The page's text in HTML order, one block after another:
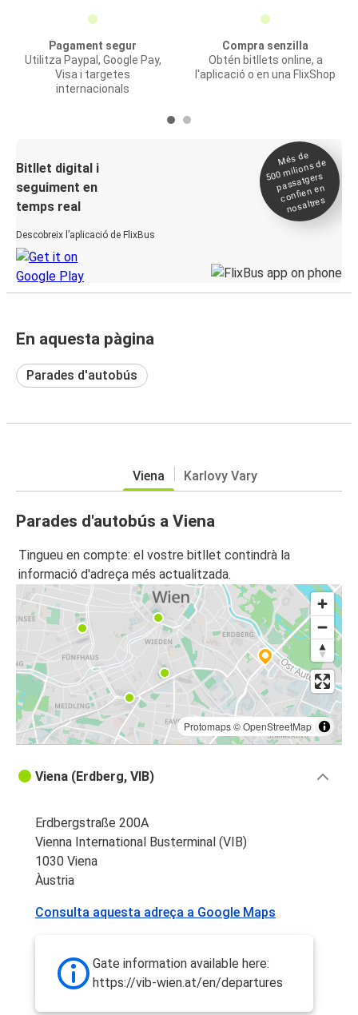
Pagament segur
Utilitza Paypal, Google Pay,
Visa i targetes
internacionals
Compra senzilla
Obtén bitllets online, a
l'aplicació o en una FlixShop
Bitllet digital i
seguiment en
temps real
Descobreix l’aplicació de FlixBus
Més de
500
milions de
passatgers
confien en
nosaltres
En aquesta pàgina
Parades d'autobús
Viena Karlovy Vary
Parades d'autobús a Viena
Tingueu en compte: el vostre bitllet contindrà la
informació d'adreça més actualitzada.
Protomaps©OpenStreetMap
Viena (Erdberg, VIB)
Erdbergstraße 200A
Vienna International Busterminal (VIB)
1030 Viena
Àustria
Consulta aquesta adreça a Google Maps
Gate information available here:
https://vib-wien.at/en/departures